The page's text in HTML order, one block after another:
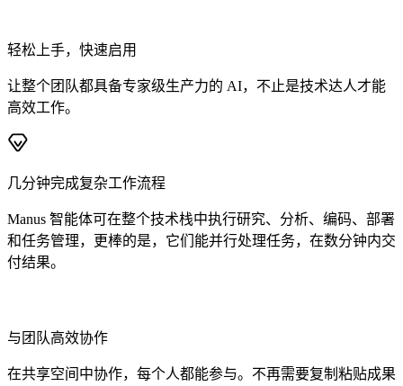
轻松上手，快速启用
让整个团队都具备专家级生产力的 AI，不止是技术达人才能
高效工作。
几分钟完成复杂工作流程
Manus 智能体可在整个技术栈中执行研究、分析、编码、部署
和任务管理，更棒的是，它们能并行处理任务，在数分钟内交
付结果。
与团队高效协作
在共享空间中协作，每个人都能参与。不再需要复制粘贴成果